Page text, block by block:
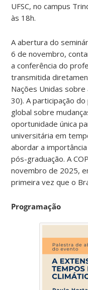
UFSC, no campus
às 18h.
A abertura do
6 de novembro,
a conferência do
transmitida
Nações Unidas sobre
30). A participação
global sobre
oportunidade única
universitária em
abordar a
pós-graduação. A
novembro de 2025,
primeira vez que o
Programação